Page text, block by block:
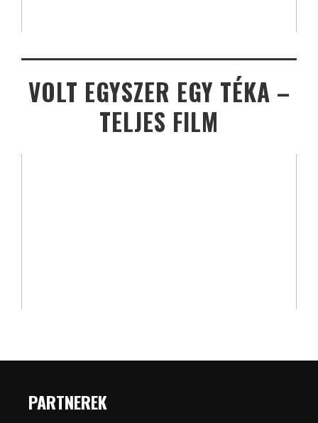
VOLT EGYSZER EGY TÉKA –
TELJES FILM
PARTNEREK